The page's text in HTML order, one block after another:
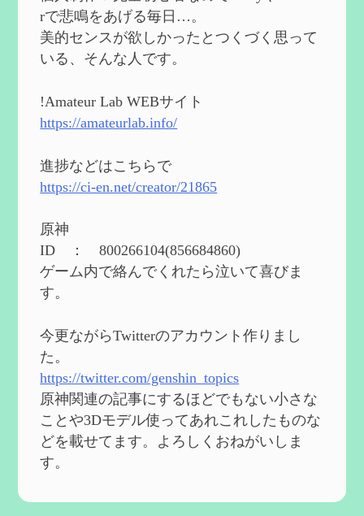
第４９回 フリーナの簡易性能紹介とテン
ションについての検証を更新
2024/05/12
能と3凸までを更新
2024/05/11
eを3BBB化してみた
2024/04/26
能と3凸まで
2024/04/03
第４８回 ヌヴィレットの性能と凸比較
更新
2024/2/10
能 それぞれの強みなどを作成
2024/2/04
第５２回 璃月精鋭狩ルート【沈玉の谷
編】を作成
2024/1/25
Ultimate Trainerの使い方【RE2】を作成
2024/1/23
てみよう【RE2】を作成
rで悲鳴をあげる毎日…。
美的センスが欲しかったとつくづく思って
いる、そんな人です。
!Amateur Lab WEBサイト
https://amateurlab.info/
進捗などはこちらで
https://ci-en.net/creator/21865
原神
ID ： 800266104(856684860)
ゲーム内で絡んでくれたら泣いて喜びま
す。
今更ながらTwitterのアカウント作りまし
た。
https://twitter.com/genshin_topics
原神関連の記事にするほどでもない小さな
ことや3Dモデル使ってあれこれしたものな
どを載せてます。よろしくおねがいしま
す。